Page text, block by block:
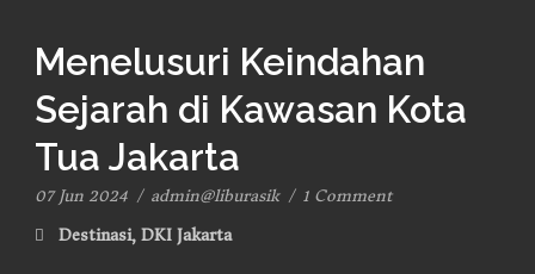
Menelusuri Keindahan
Sejarah di Kawasan Kota
Tua Jakarta
07 Jun 2024 / admin@liburasik / 1 Comment
Destinasi, DKI Jakarta